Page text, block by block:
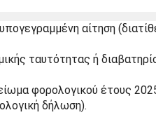
αίτηση
ταυτότητας ή
φορολογικού έτους
δήλωση).